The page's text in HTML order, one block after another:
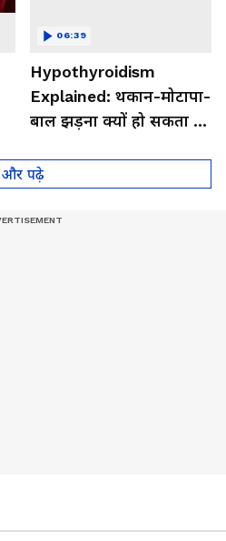
Hypothyroidism
Explained: थकान-मोटापा-
बाल झड़ना क्यों हो सकता है
Anju Gupta
06:39
और पढ़े